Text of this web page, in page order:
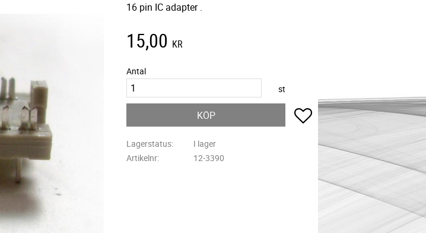
16 pin IC adapter .
15,00 KR
Antal
st
KÖP Lägg till i favoriter
Lagerstatus
I lager
Artikelnr
12-3390